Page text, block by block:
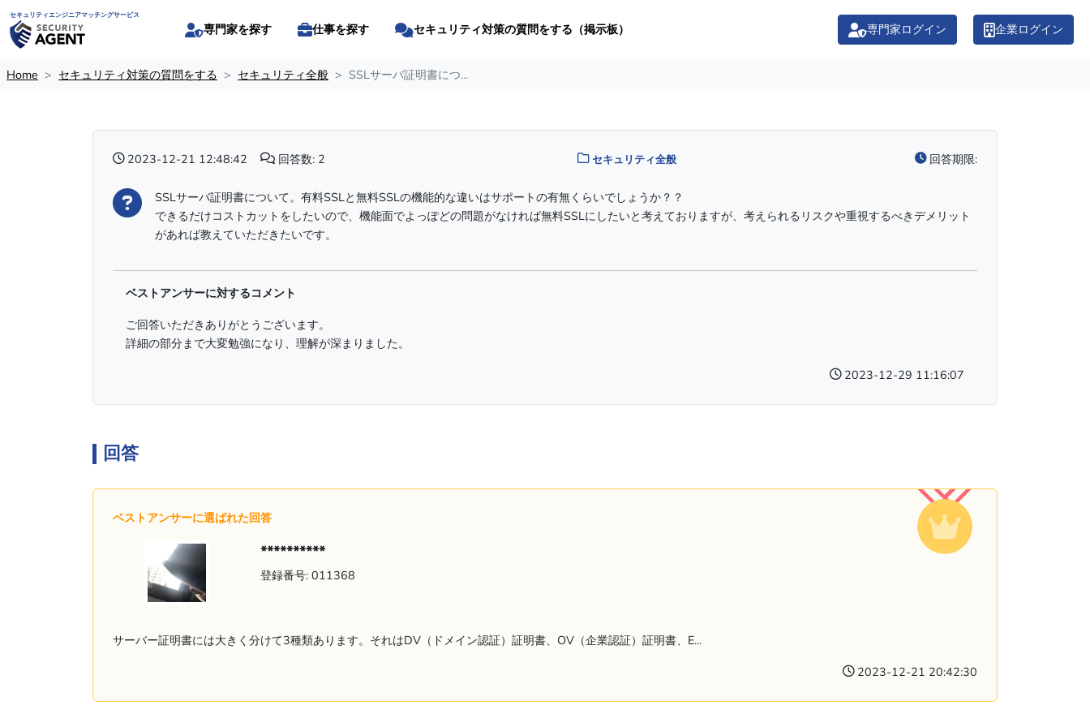
セキュリティエンジニアマッチングサービス
専門家を探す 仕事を探す セキュリティ対策の質問をする（掲示板） 専門家ログイン 企業ログイン
Home セキュリティ対策の質問をする セキュリティ全般 SSLサーバ証明書につ...
2023-12-21 12:48:42 回答数: 2 セキュリティ全般 回答期限:
SSLサーバ証明書について。有料SSLと無料SSLの機能的な違いはサポートの有無くらいでしょうか？？
できるだけコストカットをしたいので、機能面でよっぽどの問題がなければ無料SSLにしたいと考えておりますが、考えられるリスクや重視するべきデメリット
があれば教えていただきたいです。
ベストアンサーに対するコメント
ご回答いただきありがとうございます。
詳細の部分まで大変勉強になり、理解が深まりました。
2023-12-29 11:16:07
回答
ベストアンサーに選ばれた回答
**********
登録番号: 011368
サーバー証明書には大きく分けて3種類あります。それはDV（ドメイン認証）証明書、OV（企業認証）証明書、E...
2023-12-21 20:42:30